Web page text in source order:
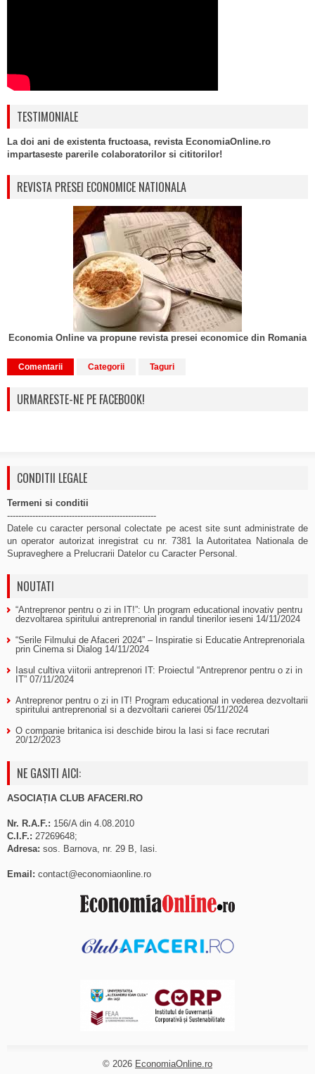
TESTIMONIALE
La doi ani de existenta fructoasa, revista EconomiaOnline.ro
impartaseste parerile colaboratorilor si cititorilor!
REVISTA PRESEI ECONOMICE NATIONALA
Economia Online va propune revista presei economice din Romania
Comentarii Categorii Taguri
URMARESTE-NE PE FACEBOOK!
CONDITII LEGALE
Termeni si conditii
-----------------------------------------------------
Datele cu caracter personal colectate pe acest site sunt administrate de
un operator autorizat inregistrat cu nr. 7381 la Autoritatea Nationala de
Supraveghere a Prelucrarii Datelor cu Caracter Personal.
NOUTATI
“Antreprenor pentru o zi in IT!”: Un program educational inovativ pentru
dezvoltarea spiritului antreprenorial in randul tinerilor ieseni 14/11/2024
“Serile Filmului de Afaceri 2024” – Inspiratie si Educatie Antreprenoriala
prin Cinema si Dialog 14/11/2024
Iasul cultiva viitorii antreprenori IT: Proiectul “Antreprenor pentru o zi in
IT” 07/11/2024
Antreprenor pentru o zi in IT! Program educational in vederea dezvoltarii
spiritului antreprenorial si a dezvoltarii carierei 05/11/2024
O companie britanica isi deschide birou la Iasi si face recrutari
20/12/2023
NE GASITI AICI:
ASOCIAȚIA CLUB AFACERI.RO
Nr. R.A.F.: 156/A din 4.08.2010
C.I.F.: 27269648;
Adresa: sos. Barnova, nr. 29 B, Iasi.
Email: contact@economiaonline.ro
© 2026 EconomiaOnline.ro